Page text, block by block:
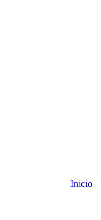
Inicio